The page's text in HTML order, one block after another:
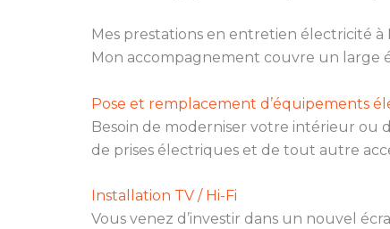
Mes prestations en entretien électricité à
Mon accompagnement couvre un large
Pose et remplacement d’équipements
Besoin de moderniser votre intérieur ou
de prises électriques et de tout autre
Installation TV / Hi-Fi
Vous venez d’investir dans un nouvel